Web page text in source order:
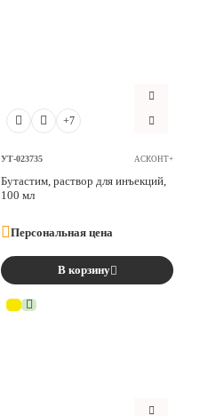
+7
УТ-023735 АСКОНТ+
Бутастим, раствор для инъекций,
100 мл
Персональная цена
В корзину